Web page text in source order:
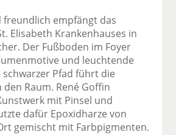
empfängt das
Elisabeth Krankenhauses in
Der Fußboden im Foyer
und leuchtende
schwarzer Pfad führt die
Raum. René Goffin
mit Pinsel und
dafür Epoxidharze von
gemischt mit Farbpigmenten.